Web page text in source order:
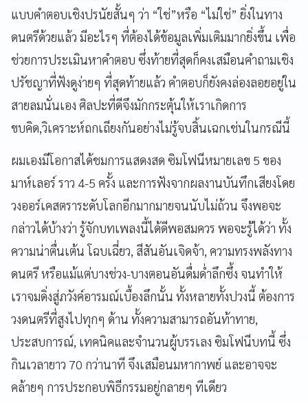
แบบคำตอบเชิงปรนัยสั้นๆ ว่า “ใช่”หรือ “ไม่ใช่” ยิ่งในทาง
ดนตรีด้วยแล้ว มีอะไรๆ ที่ต้องได้ข้อมูลเพิ่มเติมมากยิ่งขึ้น เพื่อ
ช่วยการประเมินหาคำตอบ ซึ่งท้ายที่สุดก็คงเสมือนคำถามเชิง
ปรัชญาที่ฟังดูง่ายๆ ที่สุดท้ายแล้ว คำตอบก็ยังคงล่องลอยอยู่ใน
สายลมนั่นเอง ศิลปะที่ดีจึงมักกระตุ้นให้เราเกิดการ
ขบคิด,วิเคราะห์ถกเถียงกันอย่างไม่รู้จบสิ้นเฉกเช่นในกรณีนี้
ผมเองมีโอกาสได้ชมการแสดงสด ซิมโฟนีหมายเลข 5 ของ
มาห์เลอร์ ราว 4-5 ครั้ง และการฟังจากผลงานบันทึกเสียงโดย
วงออร์เคสตราระดับโลกอีกมากมายจนนับไม่ถ้วน จึงพอจะ
กล่าวได้บ้างว่า รู้จักบทเพลงนี้ได้ดีพอสมควร พอจะรู้ได้ว่า ทั้ง
ความน่าตื่นเต้น โฉบเฉี่ยว, สีสันอันเจิดจ้า, ความทรงพลังทาง
ดนตรี หรือแม้แต่บางช่วง-บางตอนอันดื่มด่ำลึกซึ้ง จนทำให้
เราจมดิ่งสู่ภวังค์อารมณ์เบื้องลึกนั้น ทั้งหลายทั้งปวงนี้ ต้องการ
วงดนตรีที่สูงไปทุกๆ ด้าน ทั้งความสามารถอันท้าทาย,
ประสบการณ์, เทคนิคและจำนวนผู้บรรเลง ซิมโฟนีบทนี้ ซึ่ง
กินเวลายาว 70 กว่านาที จึงเสมือนมหากาพย์ และอาจจะ
คล้ายๆ การประกอบพิธีกรรมอยู่กลายๆ ทีเดียว